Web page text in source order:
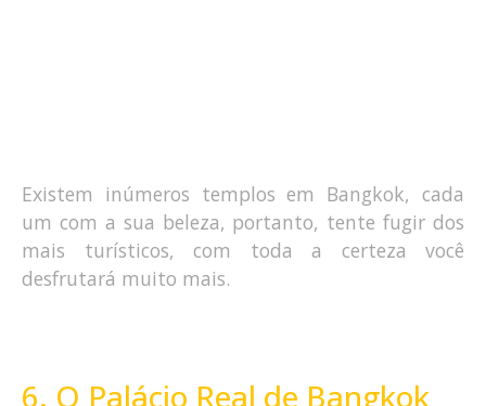
Existem inúmeros templos em Bangkok, cada
um com a sua beleza, portanto, tente fugir dos
mais turísticos, com toda a certeza você
desfrutará muito mais.
6. O Palácio Real de Bangkok